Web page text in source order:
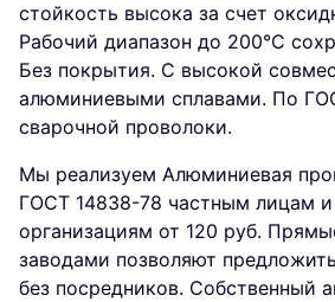
стойкость высока за счет
Рабочий диапазон до 200°C
Без покрытия. С высокой
алюминиевыми сплавами. По
сварочной проволоки.
Мы реализуем Алюминиевая
ГОСТ 14838-78 частным лицам
организациям от 120 руб.
заводами позволяют
без посредников. Собственный